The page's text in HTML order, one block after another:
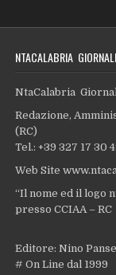
NTACALABRIA
NtaCalabria
Redazione,
(RC)
Tel.: +39 327 17 30
Web Site
“Il nome ed il logo
presso CCIAA – RC
Editore: Nino
# On Line dal 1999